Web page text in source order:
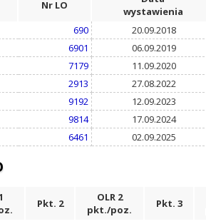
Nr LO
wystawienia
690 20.09.2018
6901 06.09.2019
7179 11.09.2020
2913 27.08.2022
9192 12.09.2023
9814 17.09.2024
6461 02.09.2025
Pkt. 2
OLR 2
pkt./poz.
Pkt. 3